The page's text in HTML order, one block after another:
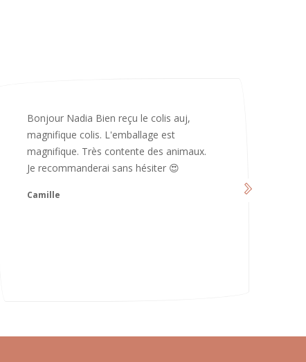
Merci infiniment, c’est magnifique 😍
d’avoir pris le temps de me répondre.
Nous sommes vraiment contents et
avons hâte de les utiliser 😄 bonne soirée
😍